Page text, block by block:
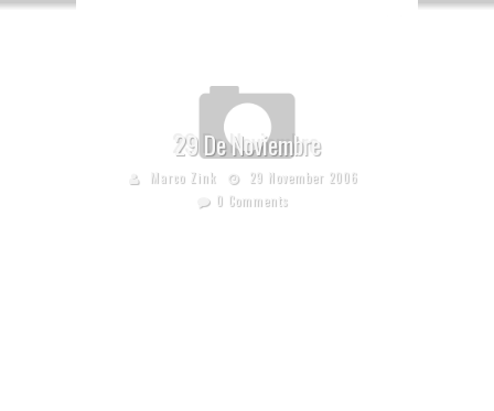
29 De Noviembre
Marco Zink
29 November 2006
0 Comments